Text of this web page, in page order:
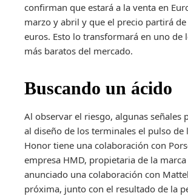
confirman que estará a la venta en
marzo y abril y que el precio partirá
euros. Esto lo transformará en uno de
más baratos del mercado.
Buscando un ácido
Al observar el riesgo, algunas señales
al diseño de los terminales el pulso de
Honor tiene una colaboración con
empresa HMD, propietaria de la
anunciado una colaboración con
próxima, junto con el resultado de la